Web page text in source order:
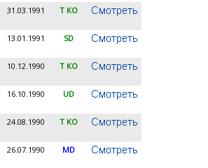
31.03.1991 T KO
13.01.1991 SD
10.12.1990 T KO
16.10.1990 UD
24.08.1990 T KO
26.07.1990 MD